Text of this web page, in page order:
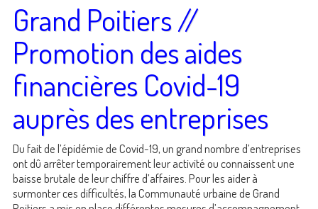
Grand Poitiers //
Promotion des aides
financières Covid-19
auprès des entreprises
Du fait de l’épidémie de Covid-19, un grand nombre d’entreprises
ont dû arrêter temporairement leur activité ou connaissent une
baisse brutale de leur chiffre d’affaires. Pour les aider à
surmonter ces difficultés, la Communauté urbaine de Grand